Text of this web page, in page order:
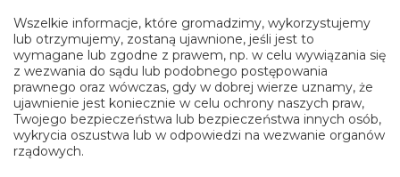
Wszelkie informacje, które gromadzimy, wykorzystujemy
lub otrzymujemy, zostaną ujawnione, jeśli jest to
wymagane lub zgodne z prawem, np. w celu wywiązania się
z wezwania do sądu lub podobnego postępowania
prawnego oraz wówczas, gdy w dobrej wierze uznamy, że
ujawnienie jest koniecznie w celu ochrony naszych praw,
Twojego bezpieczeństwa lub bezpieczeństwa innych osób,
wykrycia oszustwa lub w odpowiedzi na wezwanie organów
rządowych.